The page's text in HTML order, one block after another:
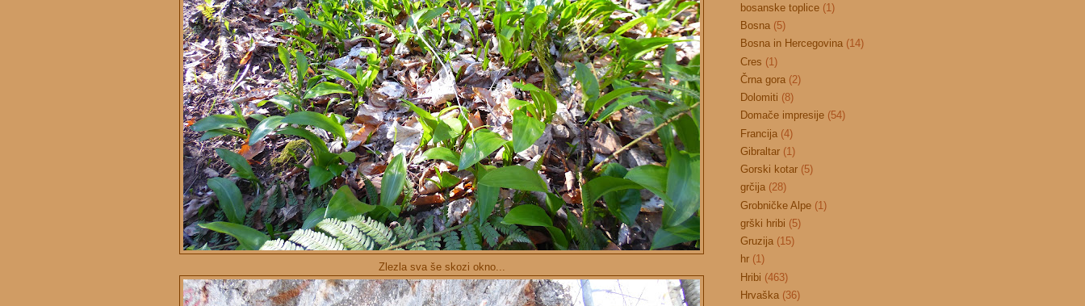
Zlezla sva še skozi okno...
bosanske toplice (1)
Bosna (5)
Bosna in Hercegovina (14)
Cres (1)
Črna gora (2)
Dolomiti (8)
Domače impresije (54)
Francija (4)
Gibraltar (1)
Gorski kotar (5)
grčija (28)
Grobničke Alpe (1)
grški hribi (5)
Gruzija (15)
hr (1)
Hribi (463)
Hrvaška (36)